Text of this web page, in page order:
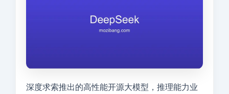
深度求索推出的高性能开源大模型，推理能力业